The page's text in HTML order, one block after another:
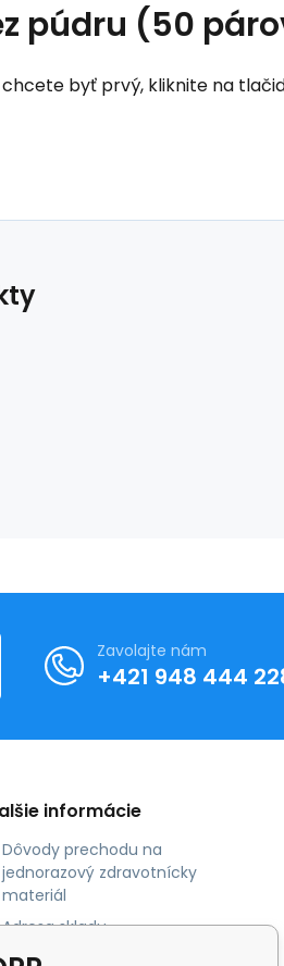
púdru (50
byť prvý, kliknite na
Zavolajte nám
+421 948 444
informácie
Dôvody prechodu na
jednorazový zdravotnícky
materiál
Adresa skladu